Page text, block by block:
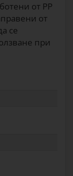
от PP
от
се
при